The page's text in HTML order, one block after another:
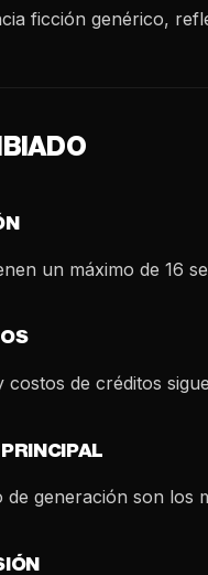
ficción genérico,
un máximo de 16
costos de créditos
generación son los